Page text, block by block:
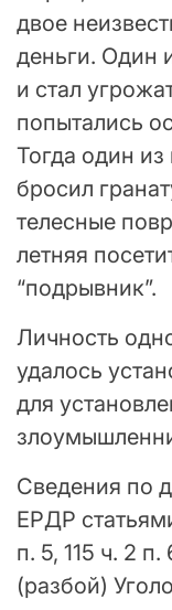
двое
деньги. Один
и стал
попытались
Тогда один
бросил
телесные
летняя
“подрывник”.
Личность
удалось
для
Сведения по
ЕРДР
п. 5, 115 ч. 2
(разбой)